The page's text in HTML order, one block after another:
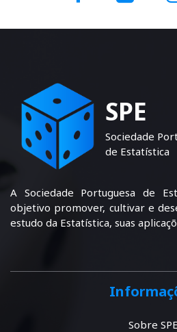
SPE
Sociedade
de Estatística
A Sociedade Portuguesa de
objetivo promover, cultivar e
estudo da Estatística, suas
Sobre SPE